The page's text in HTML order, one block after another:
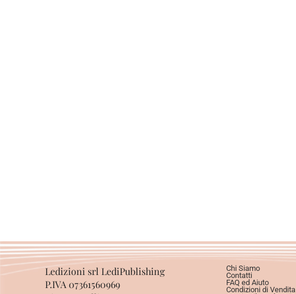
Ledizioni srl LediPublishing
P.IVA 07361560969
Chi Siamo
Contatti
FAQ ed Aiuto
Condizioni di Vendita